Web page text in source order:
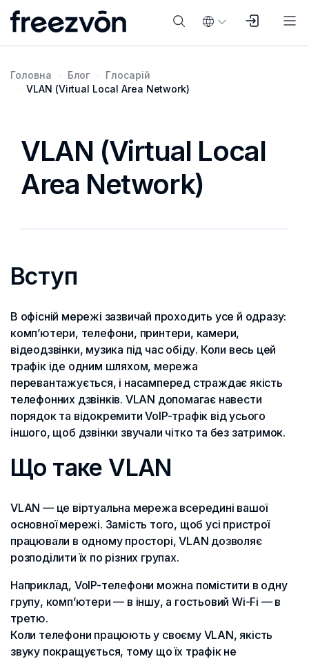
Головна Блог
Глосарій
VLAN (Virtual Local Area Network)
VLAN (Virtual Local
Area Network)
Вступ
В офісній мережі зазвичай проходить усе й одразу:
комп’ютери, телефони, принтери, камери,
відеодзвінки, музика під час обіду. Коли весь цей
трафік іде одним шляхом, мережа
перевантажується, і насамперед страждає якість
телефонних дзвінків. VLAN допомагає навести
порядок та відокремити VoIP-трафік від усього
іншого, щоб дзвінки звучали чітко та без затримок.
Що таке VLAN
VLAN — це віртуальна мережа всередині вашої
основної мережі. Замість того, щоб усі пристрої
працювали в одному просторі, VLAN дозволяє
розподілити їх по різних групах.
Наприклад, VoIP-телефони можна помістити в одну
групу, комп’ютери — в іншу, а гостьовий Wi-Fi — в
третю.
Коли телефони працюють у своєму VLAN, якість
звуку покращується, тому що їх трафік не